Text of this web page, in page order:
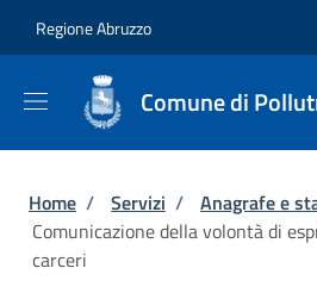
Regione Abruzzo
Comune di
Briciole di pane
Home / Servizi / Anagrafe e
Comunicazione della volontà di
carceri